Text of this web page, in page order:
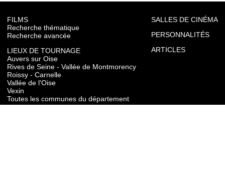
FILMS
Recherche thématique
Recherche avancée
LIEUX DE TOURNAGE
Auvers sur Oise
Rives de Seine - Vallée de Montmorency
Roissy - Carnelle
Vallée de l'Oise
Vexin
Toutes les communes du département
SALLES DE CINÉMA
PERSONNALITÉS
ARTICLES